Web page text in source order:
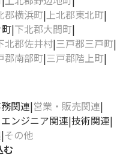
郡横浜町 上北郡東北町
下北郡大間町
北郡佐井村 三戸郡三戸町
郡南部町 三戸郡階上町
関連 営業・販売関連
ンジニア関連 技術関連
その他
む